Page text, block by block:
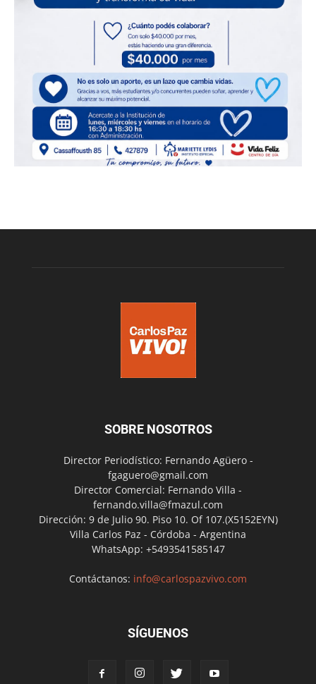
SOBRE NOSOTROS
Director Periodístico: Fernando Agüero -
fgaguero@gmail.com
Director Comercial: Fernando Villa -
fernando.villa@fmazul.com
Dirección: 9 de Julio 90. Piso 10. Of 107.(X5152EYN)
Villa Carlos Paz - Córdoba - Argentina
WhatsApp: +5493541585147
Contáctanos: info@carlospazvivo.com
SÍGUENOS